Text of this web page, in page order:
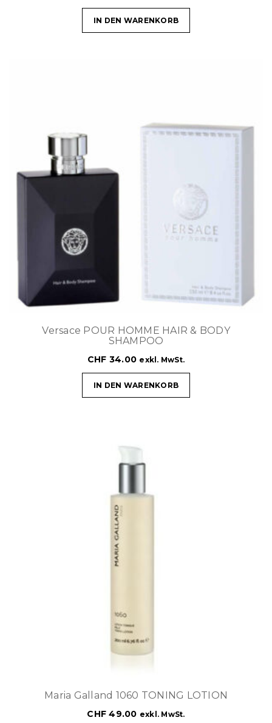
IN DEN WARENKORB
Versace POUR HOMME HAIR & BODY
SHAMPOO
CHF 34.00 exkl. MwSt.
IN DEN WARENKORB
Maria Galland 1060 TONING LOTION
CHF 49.00 exkl. MwSt.